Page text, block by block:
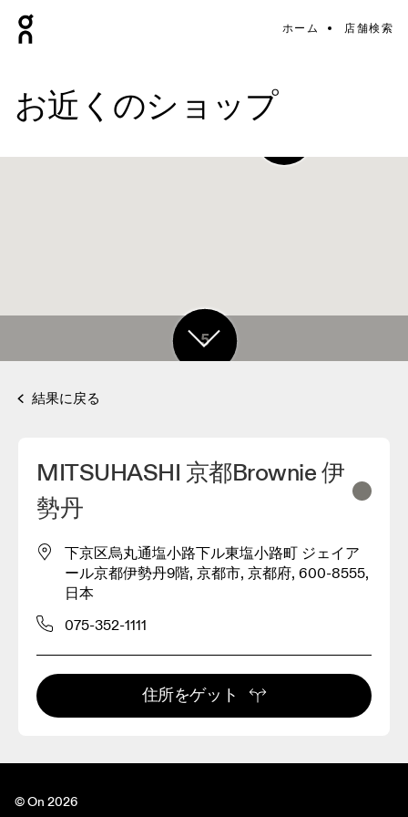
ホーム 店舗検索
お近くのショップ
5
結果に戻る
MITSUHASHI 京都Brownie 伊
勢丹
下京区烏丸通塩小路下ル東塩小路町 ジェイア
ール京都伊勢丹9階, 京都市, 京都府, 600-8555,
日本
075-352-1111
住所をゲット
© On 2026